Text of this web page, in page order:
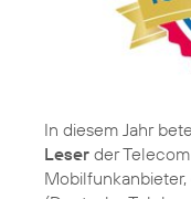
In diesem Jahr
Leser der